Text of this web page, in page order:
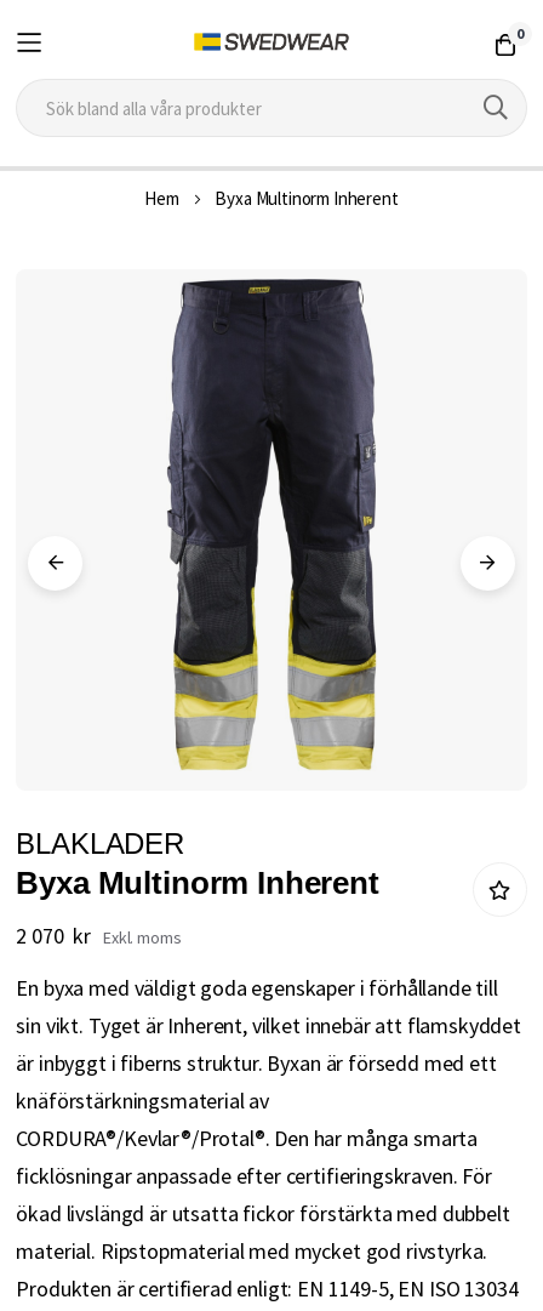
0
Hem Byxa Multinorm Inherent
till
början
av
BLAKLADER
Byxa Multinorm Inherent
2 070 kr
En byxa med väldigt goda egenskaper i förhållande till
sin vikt. Tyget är Inherent, vilket innebär att flamskyddet
är inbyggt i fiberns struktur. Byxan är försedd med ett
knäförstärkningsmaterial av
CORDURA®/Kevlar®/Protal®. Den har många smarta
ficklösningar anpassade efter certifieringskraven. För
ökad livslängd är utsatta fickor förstärkta med dubbelt
material. Ripstopmaterial med mycket god rivstyrka.
Produkten är certifierad enligt: EN 1149-5, EN ISO 13034